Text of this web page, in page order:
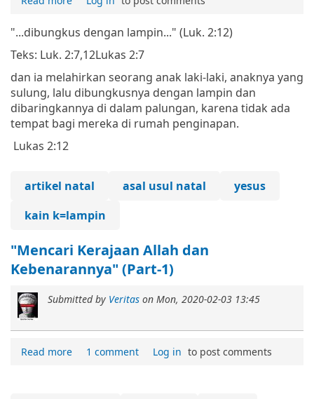
"...dibungkus dengan lampin..." (Luk. 2:12)
Teks: Luk. 2:7,12Lukas 2:7
dan ia melahirkan seorang anak laki-laki, anaknya yang
sulung, lalu dibungkusnya dengan lampin dan
dibaringkannya di dalam palungan, karena tidak ada
tempat bagi mereka di rumah penginapan.
Lukas 2:12
artikel natal asal usul natal
yesus
kain k=lampin
"Mencari Kerajaan Allah dan
Kebenarannya" (Part-1)
Submitted by Veritas on Mon, 2020-02-03 13:45
Read more 1 comment Log in to post comments